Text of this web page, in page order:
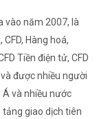
vào năm 2007, là
Hàng hoá,
Tiền điện tử, CFD
và được nhiều người
Á và nhiều nước
tảng giao dịch tiên